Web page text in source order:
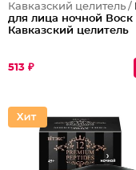
Кавказский целитель /
для лица ночной Воск
Кавказский целитель
513 ₽